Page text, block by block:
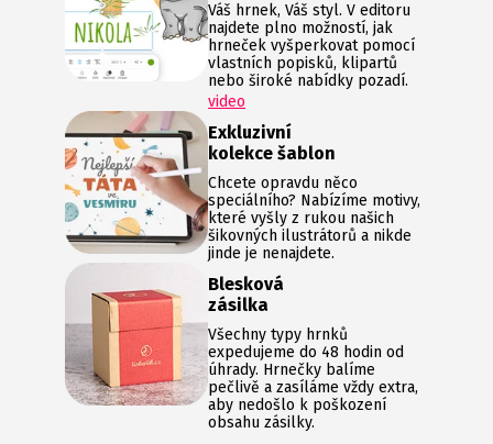
Váš hrnek, Váš styl. V editoru
najdete plno možností, jak
hrneček vyšperkovat pomocí
vlastních popisků, klipartů
nebo široké nabídky pozadí.
video
Exkluzivní
kolekce šablon
Chcete opravdu něco
speciálního? Nabízíme motivy,
které vyšly z rukou našich
šikovných ilustrátorů a nikde
jinde je nenajdete.
Blesková
zásilka
Všechny typy hrnků
expedujeme do 48 hodin od
úhrady. Hrnečky balíme
pečlivě a zasíláme vždy extra,
aby nedošlo k poškození
obsahu zásilky.